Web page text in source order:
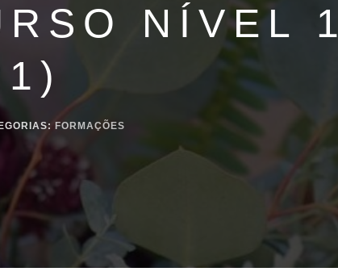
NÍVEL 1
FORMAÇÕES